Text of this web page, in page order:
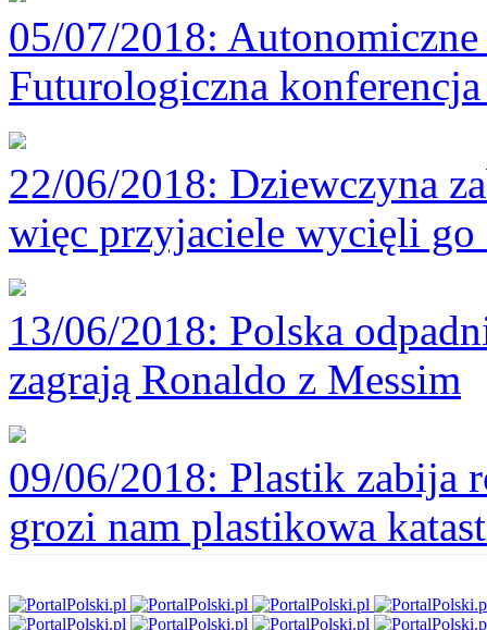
05/07/2018:
Futurologiczna
22/06/2018: Dziewczyna
więc przyjaciele wycięli go
13/06/2018: Polska
zagrają Ronaldo z Messim
09/06/2018: Plastik zabija
grozi nam plastikowa